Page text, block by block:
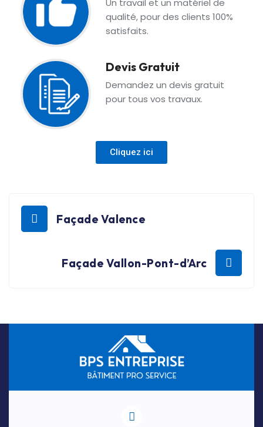
Un travail et un matériel de
qualité, pour des clients 100%
satisfaits.
Devis Gratuit
Demandez un devis gratuit
pour tous vos travaux.
Cliquez ici
Façade Valence
Façade Vallon-Pont-d’Arc